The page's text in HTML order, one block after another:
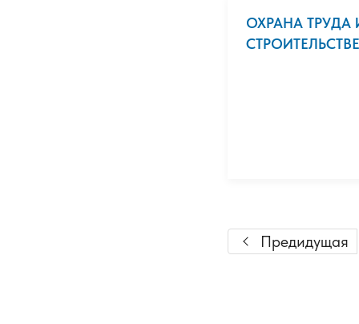
ОХРАНА ТРУДА
Предидущая